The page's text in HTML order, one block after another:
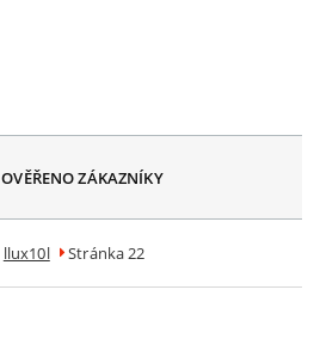
OVĚŘENO ZÁKAZNÍKY
llux10l Stránka 22